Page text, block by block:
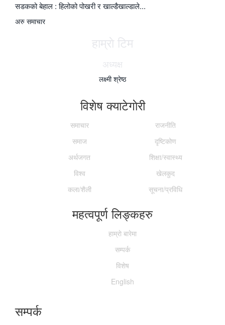
सडकको बेहाल : हिलोको पोखरी र खाल्डैखाल्डाले...
अरु समाचार
हाम्राे टिम
अध्यक्ष
लक्ष्मी श्रेष्ठ
विशेष क्याटेगाेरी
समाचार
राजनीति
समाज
दृष्टिकोण
अर्थजगत
शिक्षा/स्वास्थ्य
विश्व
खेलकुद
कला/शैली
सूचना/प्रविधि
महत्वपूर्ण लिङ्कहरु
हाम्राे बारेमा
सम्पर्क
विशेष
English
सम्पर्क